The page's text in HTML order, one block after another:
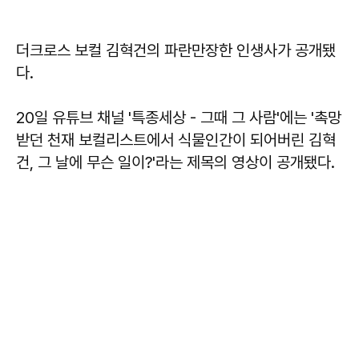
더크로스 보컬 김혁건의 파란만장한 인생사가 공개됐
다.
20일 유튜브 채널 '특종세상 - 그때 그 사람'에는 '촉망
받던 천재 보컬리스트에서 식물인간이 되어버린 김혁
건, 그 날에 무슨 일이?'라는 제목의 영상이 공개됐다.